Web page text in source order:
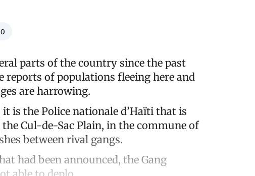
0
parts of the country since the past
reports of populations fleeing here and
are harrowing.
is the Police nationale d’Haïti that is
Cul-de-Sac Plain, in the commune of
between rival gangs.
had been announced, the Gang